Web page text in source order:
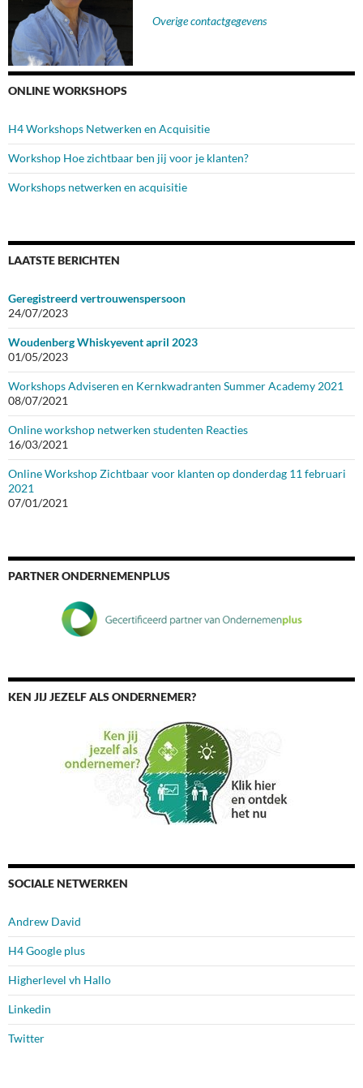
Overige contactgegevens
ONLINE WORKSHOPS
H4 Workshops Netwerken en Acquisitie
Workshop Hoe zichtbaar ben jij voor je klanten?
Workshops netwerken en acquisitie
LAATSTE BERICHTEN
Geregistreerd vertrouwenspersoon
24/07/2023
Woudenberg Whiskyevent april 2023
01/05/2023
Workshops Adviseren en Kernkwadranten Summer Academy 2021
08/07/2021
Online workshop netwerken studenten Reacties
16/03/2021
Online Workshop Zichtbaar voor klanten op donderdag 11 februari
2021
07/01/2021
PARTNER ONDERNEMENPLUS
KEN JIJ JEZELF ALS ONDERNEMER?
SOCIALE NETWERKEN
Andrew David
H4 Google plus
Higherlevel vh Hallo
Linkedin
Twitter